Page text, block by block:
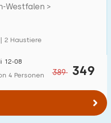
Westfalen >
2 Haustiere
389 349
12-08
4 Personen